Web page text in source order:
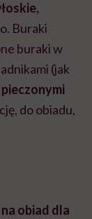
Buraki
buraki w
(jak
do obiadu,
obiad dla